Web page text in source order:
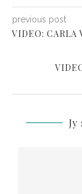
previous post
VIDEO: CARLA